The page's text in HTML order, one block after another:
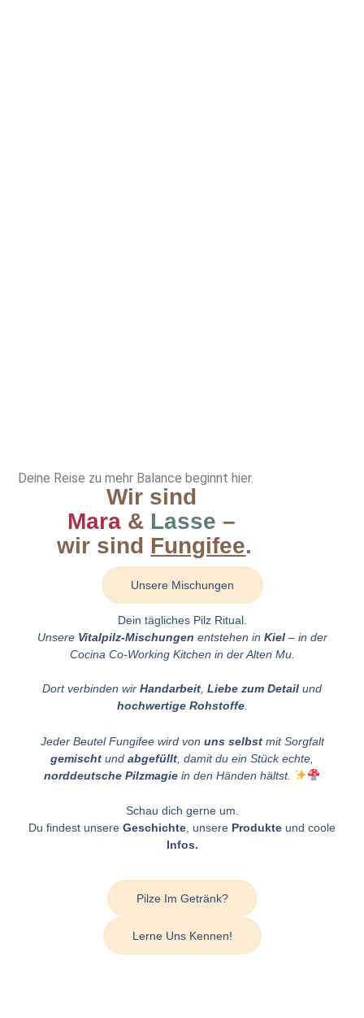
Deine Reise zu mehr Balance beginnt hier.
Wir sind
Mara& Lasse –
wir sind Fungifee.
Unsere Mischungen
Dein tägliches Pilz Ritual.
Unsere Vitalpilz-Mischungen entstehen in Kiel– in der
Cocina Co-Working Kitchen in der Alten Mu.
Dort verbinden wir Handarbeit, Liebe zum Detail und
hochwertige Rohstoffe.
Jeder Beutel Fungifee wird von uns selbstmit Sorgfalt
gemischt und abgefüllt , damit du ein Stück echte,
norddeutsche Pilzmagie in den Händen hältst.
Schau dich gerne um.
Du findest unsere Geschichte , unsere Produkte und coole
Infos.
Pilze Im Getränk?
Lerne Uns Kennen!